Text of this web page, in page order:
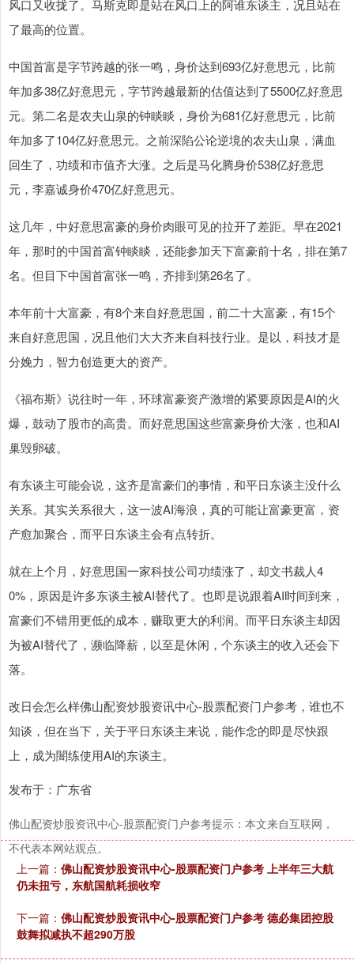
风口又收拢了。马斯克即是站在风口上的阿谁东谈主，况且站在
了最高的位置。
中国首富是字节跨越的张一鸣，身价达到693亿好意思元，比前
年加多38亿好意思元，字节跨越最新的估值达到了5500亿好意思
元。第二名是农夫山泉的钟睒睒，身价为681亿好意思元，比前
年加多了104亿好意思元。之前深陷公论逆境的农夫山泉，满血
回生了，功绩和市值齐大涨。之后是马化腾身价538亿好意思
元，李嘉诚身价470亿好意思元。
这几年，中好意思富豪的身价肉眼可见的拉开了差距。早在2021
年，那时的中国首富钟睒睒，还能参加天下富豪前十名，排在第7
名。但目下中国首富张一鸣，齐排到第26名了。
本年前十大富豪，有8个来自好意思国，前二十大富豪，有15个
来自好意思国，况且他们大大齐来自科技行业。是以，科技才是
分娩力，智力创造更大的资产。
《福布斯》说往时一年，环球富豪资产激增的紧要原因是AI的火
爆，鼓动了股市的高贵。而好意思国这些富豪身价大涨，也和AI
巢毁卵破。
有东谈主可能会说，这齐是富豪们的事情，和平日东谈主没什么
关系。其实关系很大，这一波AI海浪，真的可能让富豪更富，资
产愈加聚合，而平日东谈主会有点转折。
就在上个月，好意思国一家科技公司功绩涨了，却文书裁人4
0%，原因是许多东谈主被AI替代了。也即是说跟着AI时间到来，
富豪们不错用更低的成本，赚取更大的利润。而平日东谈主却因
为被AI替代了，濒临降薪，以至是休闲，个东谈主的收入还会下
落。
改日会怎么样佛山配资炒股资讯中心-股票配资门户参考，谁也不
知谈，但在当下，关于平日东谈主来说，能作念的即是尽快跟
上，成为闇练使用AI的东谈主。
发布于：广东省
佛山配资炒股资讯中心-股票配资门户参考提示：本文来自互联网，
不代表本网站观点。
上一篇： 佛山配资炒股资讯中心-股票配资门户参考 上半年三大航
仍未扭亏，东航国航耗损收窄
下一篇： 佛山配资炒股资讯中心-股票配资门户参考 德必集团控股
鼓舞拟减执不超290万股